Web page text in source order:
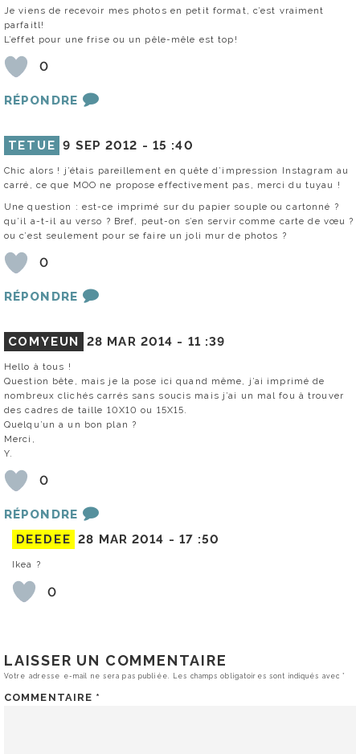
Je viens de recevoir mes photos en petit format, c’est vraiment
parfaitl!
L’effet pour une frise ou un pêle-mêle est top!
0
RÉPONDRE
TETUE 9 SEP 2012 - 15 :40
Chic alors ! j’étais pareillement en quête d’impression Instagram au
carré, ce que MOO ne propose effectivement pas, merci du tuyau !
Une question : est-ce imprimé sur du papier souple ou cartonné ?
qu’il a-t-il au verso ? Bref, peut-on s’en servir comme carte de vœu ?
ou c’est seulement pour se faire un joli mur de photos ?
0
RÉPONDRE
COMYEUN 28 MAR 2014 - 11 :39
Hello à tous !
Question bête, mais je la pose ici quand même, j’ai imprimé de
nombreux clichés carrés sans soucis mais j’ai un mal fou à trouver
des cadres de taille 10X10 ou 15X15.
Quelqu’un a un bon plan ?
Merci,
Y.
0
RÉPONDRE
DEEDEE 28 MAR 2014 - 17 :50
Ikea ?
0
LAISSER UN COMMENTAIRE
Votre adresse e-mail ne sera pas publiée. Les champs obligatoires sont indiqués avec*
COMMENTAIRE *